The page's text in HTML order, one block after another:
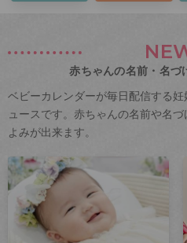
赤ちゃんの名前・名づ
ベビーカレンダーが毎日配信する
ュースです。赤ちゃんの名前や名
よみが出来ます。